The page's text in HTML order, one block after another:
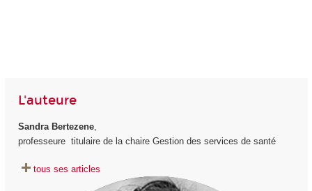
L'auteure
Sandra Bertezene,
professeure titulaire de la chaire Gestion des services de santé
tous ses articles